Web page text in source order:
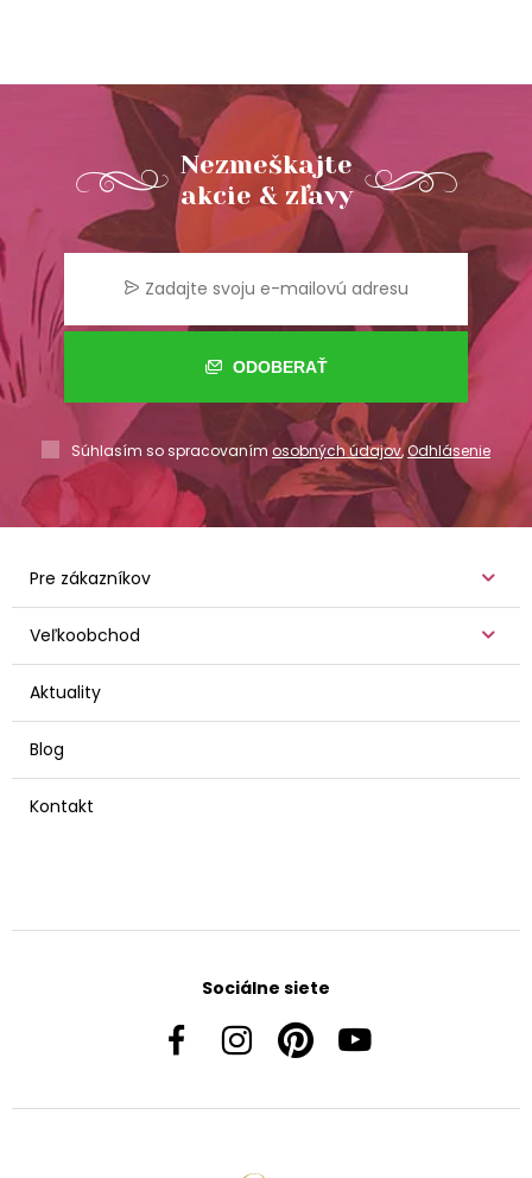
Nezmeškajte
akcie & zľavy
ODOBERAŤ
Súhlasím so spracovaním osobných údajov,Odhlásenie
Pre zákazníkov
Veľkoobchod
Aktuality
Blog
Kontakt
Sociálne siete